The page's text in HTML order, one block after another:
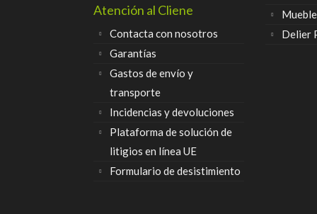
Atención al Cliene
Contacta con nosotros
Garantías
Gastos de envío y
transporte
Incidencias y devoluciones
Plataforma de solución de
litigios en línea UE
Formulario de desistimiento
Delier